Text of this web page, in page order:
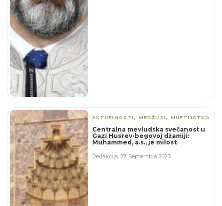
AKTUELNOSTI ,MEDŽLISI ,MUFTIJSTVO
Centralna mevludska svečanost u
Gazi Husrev-begovoj džamiji:
Muhammed, a.s., je milost
Redakcija ,27. Septembra 2023.